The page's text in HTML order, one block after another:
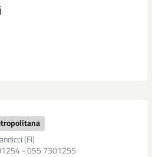
(FI)
- 055 7301255